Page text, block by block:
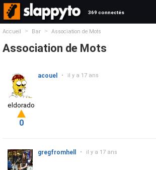
369 connectés
Accueil > Bar > Association de Mots
Association de Mots
acouel • il y a 17 ans
eldorado
0
gregfromhell • il y a 17 ans